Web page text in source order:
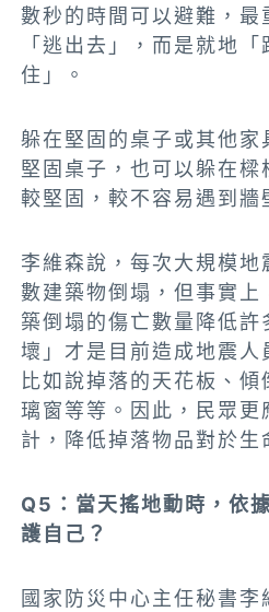
數秒的時間可以避難，最
「逃出去」，而是就地
住」。
躲在堅固的桌子或其他家
堅固桌子，也可以躲在
較堅固，較不容易遇到牆
李維森說，每次大規模地
數建築物倒塌，但事實上
築倒塌的傷亡數量降低許
壞」才是目前造成地震人
比如說掉落的天花板、傾
璃窗等等。因此，民眾更
計，降低掉落物品對於生
Q5：當天搖地動時，依
護自己？
國家防災中心主任秘書李